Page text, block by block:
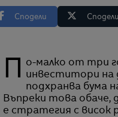
Сподели Сподели
По-малко от три години след пускането на ChatGPT, поне един на всеки 10
инвеститори на
подхранва бума
Въпреки това
е стратегия с висок